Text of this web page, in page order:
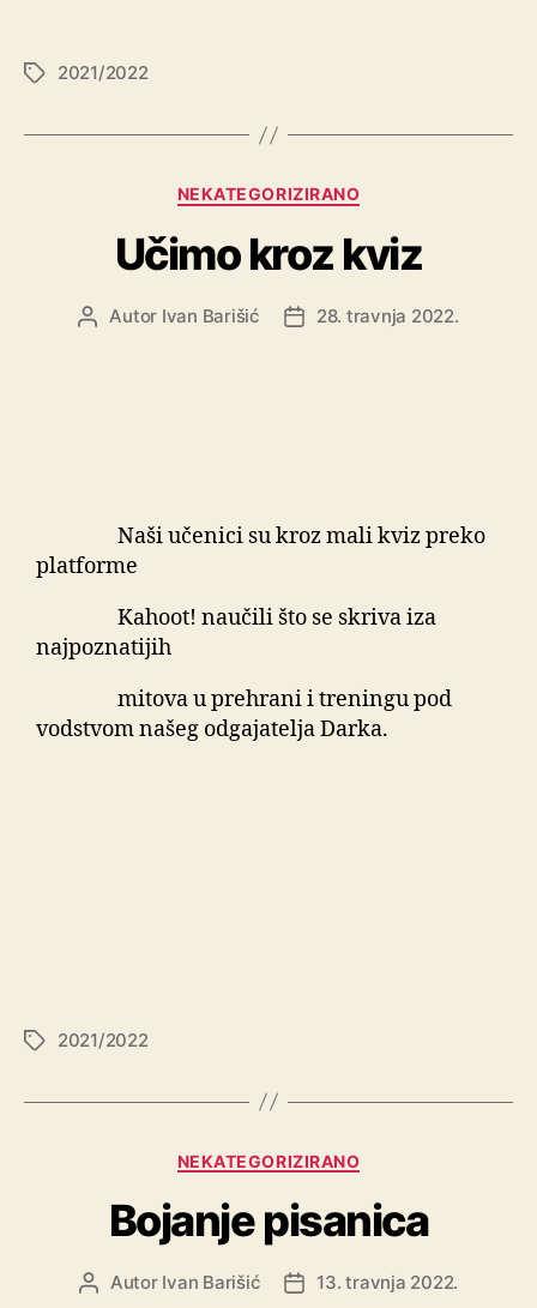
2021/2022
NEKATEGORIZIRANO
Učimo kroz kviz
Autor Ivan Barišić 28. travnja 2022.
Naši učenici su kroz mali kviz preko
platforme
Kahoot! naučili što se skriva iza
najpoznatijih
mitova u prehrani i treningu pod
vodstvom našeg odgajatelja Darka.
2021/2022
NEKATEGORIZIRANO
Bojanje pisanica
Autor Ivan Barišić 13. travnja 2022.